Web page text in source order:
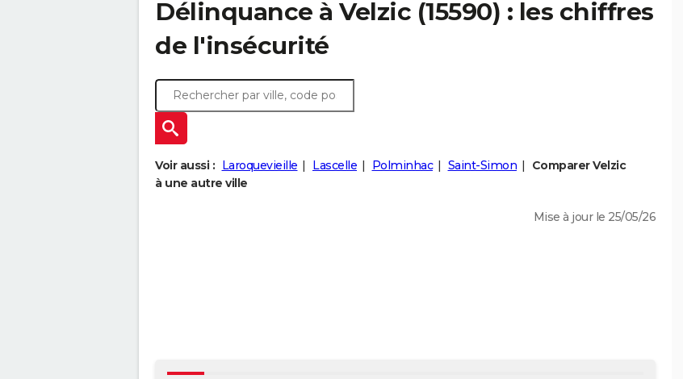
Délinquance à Velzic (15590) : les chiffres
de l'insécurité
Voir aussi : Laroquevieille Lascelle Polminhac Saint-Simon
Comparer Velzic
à une autre ville
Mise à jour le 25/05/26